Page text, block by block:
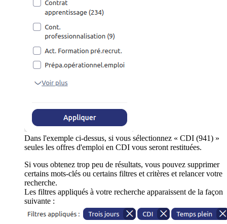
Dans l'exemple ci-dessus, si vous sélectionnez « CDI (941) »
seules les offres d'emploi en CDI vous seront restituées.
Si vous obtenez trop peu de résultats, vous pouvez supprimer
certains mots-clés ou certains filtres et critères et relancer votre
recherche.
Les filtres appliqués à votre recherche apparaissent de la façon
suivante :